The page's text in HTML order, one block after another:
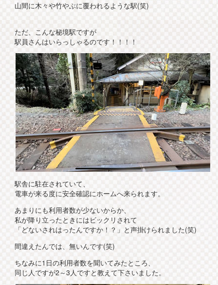
山間に木々や竹やぶに覆われるような駅(笑)
ただ、こんな秘境駅ですが
駅員さんはいらっしゃるのです！！！！
駅舎に駐在されていて、
電車が来る度に安全確認にホームへ来られます。
あまりにも利用者数が少ないからか、
私が降り立ったときにはビックリされて
「どないされはったんですか！？」と声掛けられました(笑)
間違えたんでは、無いんです(笑)
ちなみに1日の利用者数を聞いてみたところ、
同じ人ですが2～3人ですと教えて下さいました。